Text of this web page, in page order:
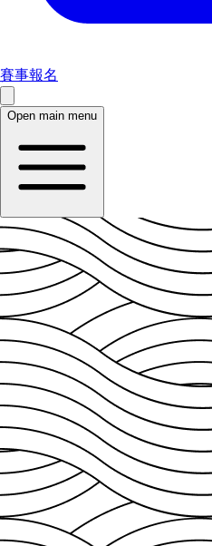
賽事報名
Open main menu